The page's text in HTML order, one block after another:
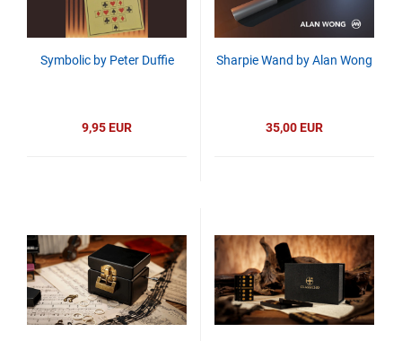
Symbolic by Peter Duffie
9,95 EUR
Sharpie Wand by Alan Wong
35,00 EUR